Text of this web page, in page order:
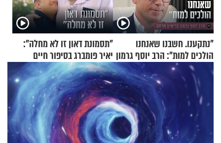
"נתקענו. חשבנו שאנחנו
הולכים למות": הרב יוסף גרמון
בריאיון מרתק
"תסמונת דאון זו לא מחלה":
יאיר פומברג בסיפור חיים
מעורר השראה